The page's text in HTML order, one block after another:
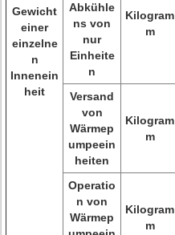
Gewicht
einer
einzelne
n
Innenein
heit
Abkühle
ns von
nur
Einheite
n
Kilogram
m
Versand
von
Wärmep
umpeein
heiten
Kilogram
m
Operatio
n von
Wärmep
Kilogram
m